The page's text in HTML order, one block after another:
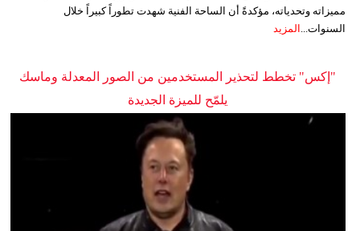
مميزاته وتحدياته، مؤكدةً أن الساحة الفنية شهدت تطوراً كبيراً خلال
السنوات...
المزيد
"إكس" تخطط لتحذير المستخدمين من الصور المعدلة وماسك
يلمّح للميزة الجديدة